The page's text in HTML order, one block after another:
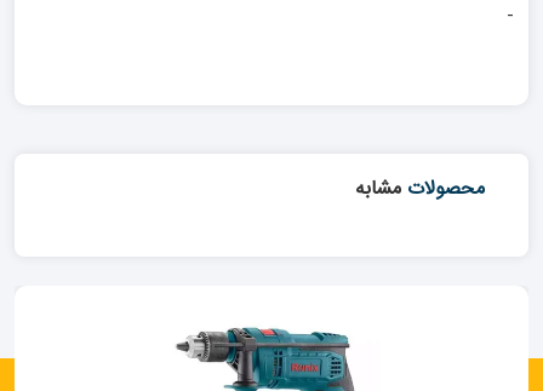
-
محصولات مشابه